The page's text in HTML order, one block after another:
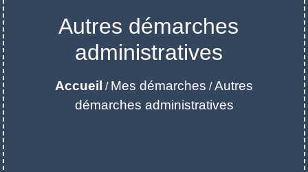
Autres démarches
administratives
Accueil / Mes démarches /Autres
démarches administratives